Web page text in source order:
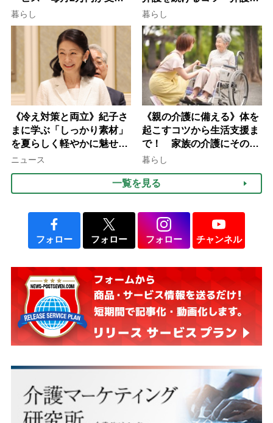
される」ケースも【FP解
説】
暮らし
10年以上続くことも…3つ
のフェーズに分けて考えて
みよう」【社会福祉士解
説】
暮らし
《冷え対策と両立》紀子さ
まに学ぶ「しっかり素材」
を夏らしく軽やかに魅せる
3つの着こなし法則
ニュース
《親の介護に備える》体を
起こすコツから生活支援ま
で！ 家族の介護にそのま
ま活かせる2つの資格
暮らし
一覧を見る
フォロー フォロー フォロー チャンネル